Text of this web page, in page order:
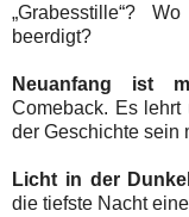
„Grabesstille“?
beerdigt?
Neuanfang ist
Comeback. Es
der Geschichte sein
Licht in der
die tiefste Nacht